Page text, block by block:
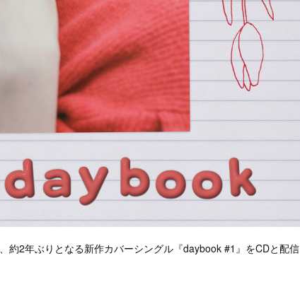
約2年ぶりとなる新作カバーシングル『daybook #1』をCDと配信